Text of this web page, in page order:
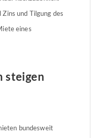
und Tilgung des
eines
steigen
bundesweit